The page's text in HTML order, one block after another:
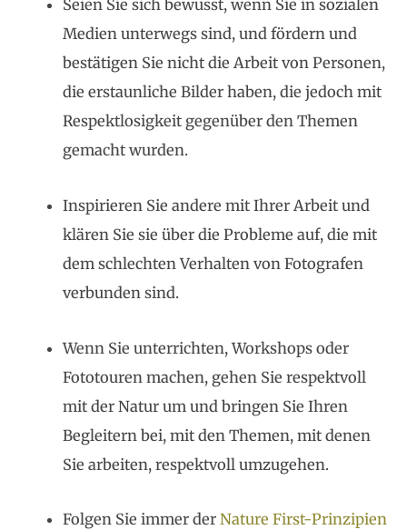
Seien Sie sich bewusst, wenn Sie in sozialen
Medien unterwegs sind, und fördern und
bestätigen Sie nicht die Arbeit von Personen,
die erstaunliche Bilder haben, die jedoch mit
Respektlosigkeit gegenüber den Themen
gemacht wurden.
Inspirieren Sie andere mit Ihrer Arbeit und
klären Sie sie über die Probleme auf, die mit
dem schlechten Verhalten von Fotografen
verbunden sind.
Wenn Sie unterrichten, Workshops oder
Fototouren machen, gehen Sie respektvoll
mit der Natur um und bringen Sie Ihren
Begleitern bei, mit den Themen, mit denen
Sie arbeiten, respektvoll umzugehen.
Folgen Sie immer derNature First-Prinzipien